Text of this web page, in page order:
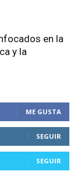
en la
y la
ME GUSTA
SEGUIR
SEGUIR